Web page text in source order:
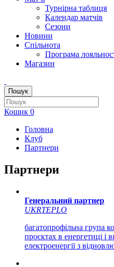
Турнірна таблиця
Календар матчів
Сезони
Новини
Спільнота
Програма
Магазин
Пошук
Кошик 0
Головна
Клуб
Партнери
Партнери
Генеральний партнер
UKRTEPLO
багатопрофільна група
проєктах в енергетиці і
електроенергії з